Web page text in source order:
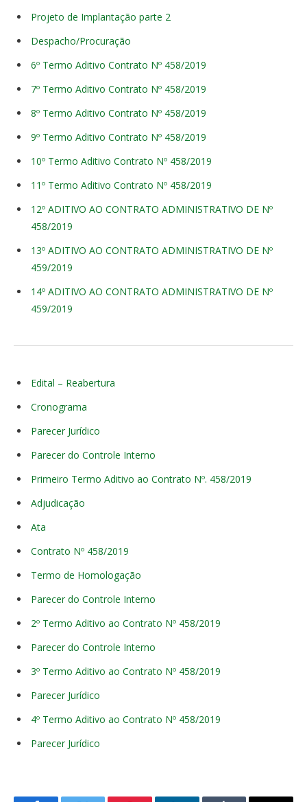
Projeto de Implantação parte 2
Despacho/Procuração
6º Termo Aditivo Contrato Nº 458/2019
7º Termo Aditivo Contrato Nº 458/2019
8º Termo Aditivo Contrato Nº 458/2019
9º Termo Aditivo Contrato Nº 458/2019
10º Termo Aditivo Contrato Nº 458/2019
11º Termo Aditivo Contrato Nº 458/2019
12º ADITIVO AO CONTRATO ADMINISTRATIVO DE Nº
458/2019
13º ADITIVO AO CONTRATO ADMINISTRATIVO DE Nº
459/2019
14º ADITIVO AO CONTRATO ADMINISTRATIVO DE Nº
459/2019
Edital – Reabertura
Cronograma
Parecer Jurídico
Parecer do Controle Interno
Primeiro Termo Aditivo ao Contrato Nº. 458/2019
Adjudicação
Ata
Contrato Nº 458/2019
Termo de Homologação
Parecer do Controle Interno
2º Termo Aditivo ao Contrato Nº 458/2019
Parecer do Controle Interno
3º Termo Aditivo ao Contrato Nº 458/2019
Parecer Jurídico
4º Termo Aditivo ao Contrato Nº 458/2019
Parecer Jurídico